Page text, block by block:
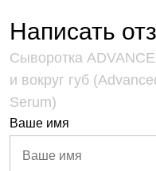
Написать
Сыворотка
и вокруг губ
Serum)
Ваше имя